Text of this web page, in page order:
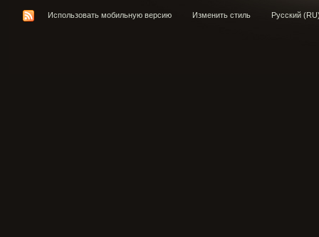
Использовать мобильную версию Изменить стиль Русский